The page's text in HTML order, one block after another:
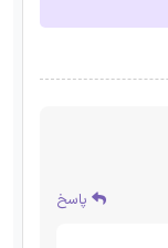
پاسخ